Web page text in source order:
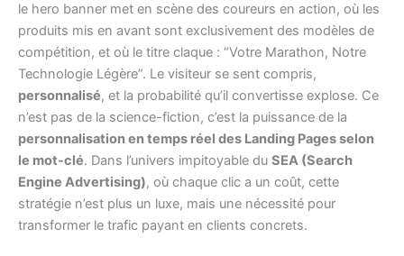
le hero banner met en scène des coureurs en action, où les
produits mis en avant sont exclusivement des modèles de
compétition, et où le titre claque : “Votre Marathon, Notre
Technologie Légère”. Le visiteur se sent compris,
personnalisé, et la probabilité qu’il convertisse explose. Ce
n’est pas de la science-fiction, c’est la puissance de la
personnalisation en temps réel des Landing Pages selon
le mot-clé. Dans l’univers impitoyable du SEA (Search
Engine Advertising), où chaque clic a un coût, cette
stratégie n’est plus un luxe, mais une nécessité pour
transformer le trafic payant en clients concrets.